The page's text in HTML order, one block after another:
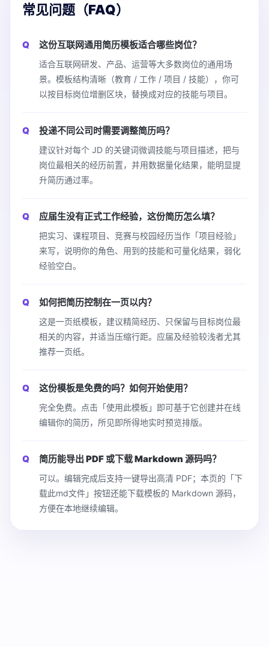
常见问题（FAQ）
这份互联网通用简历模板适合哪些岗位？
适合互联网研发、产品、运营等大多数岗位的通用场
景。模板结构清晰（教育 / 工作 / 项目 / 技能），你可
以按目标岗位增删区块，替换成对应的技能与项目。
投递不同公司时需要调整简历吗？
建议针对每个 JD 的关键词微调技能与项目描述，把与
岗位最相关的经历前置，并用数据量化结果，能明显提
升简历通过率。
应届生没有正式工作经验，这份简历怎么填？
把实习、课程项目、竞赛与校园经历当作「项目经验」
来写，说明你的角色、用到的技能和可量化结果，弱化
经验空白。
如何把简历控制在一页以内？
这是一页纸模板，建议精简经历、只保留与目标岗位最
相关的内容，并适当压缩行距。应届及经验较浅者尤其
推荐一页纸。
这份模板是免费的吗？如何开始使用？
完全免费。点击「使用此模板」即可基于它创建并在线
编辑你的简历，所见即所得地实时预览排版。
简历能导出 PDF 或下载 Markdown 源码吗？
可以。编辑完成后支持一键导出高清 PDF；本页的「下
载此md文件」按钮还能下载模板的 Markdown 源码，
方便在本地继续编辑。